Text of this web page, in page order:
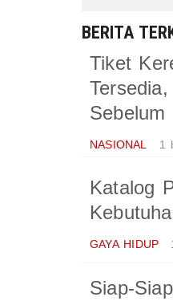
BERITA
Tiket
Sebelum
NASIONAL 1
Katalog
GAYA HIDUP
Siap-